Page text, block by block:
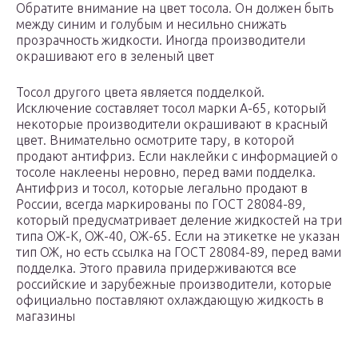
Обратите внимание на цвет тосола. Он должен быть
между синим и голубым и несильно снижать
прозрачность жидкости. Иногда производители
окрашивают его в зеленый цвет
Тосол другого цвета является подделкой.
Исключение составляет тосол марки А-65, который
некоторые производители окрашивают в красный
цвет. Внимательно осмотрите тару, в которой
продают антифриз. Если наклейки с информацией о
тосоле наклеены неровно, перед вами подделка.
Антифриз и тосол, которые легально продают в
России, всегда маркированы по ГОСТ 28084-89,
который предусматривает деление жидкостей на три
типа ОЖ-К, ОЖ-40, ОЖ-65. Если на этикетке не указан
тип ОЖ, но есть ссылка на ГОСТ 28084-89, перед вами
подделка. Этого правила придерживаются все
российские и зарубежные производители, которые
официально поставляют охлаждающую жидкость в
магазины